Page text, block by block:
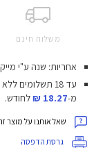
משלוח חינם
אחריות: שנה ע"י
עד 18 תשלומים ללא ריבית.
מ-18.27 ₪ לחודש.
שאל אותנו על מוצר
גרסת הדפסה